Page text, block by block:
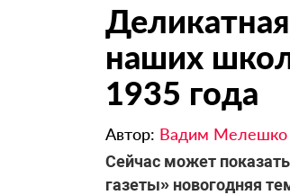
наших
1935 года
Автор: Вадим Мелешко
Сейчас может
газеты» новогодняя